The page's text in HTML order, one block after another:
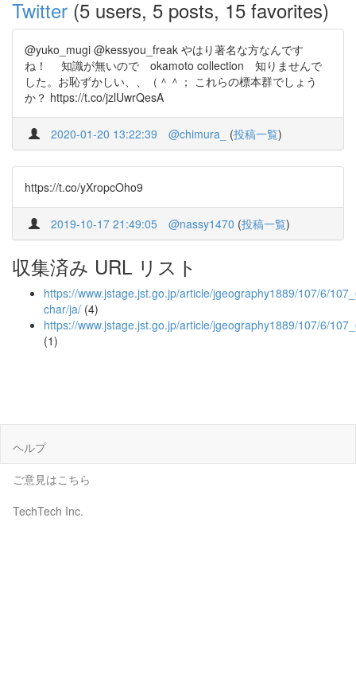
Twitter (5 users, 5 posts, 15 favorites)
@yuko_mugi @kessyou_freak やはり著名な方なんです
ね！ 知識が無いので okamoto collection 知りませんで
した。お恥ずかしい、、（＾＾； これらの標本群でしょう
か？ https://t.co/jzlUwrQesA
2020-01-20 13:22:39 @chimura_ (投稿一覧)
https://t.co/yXropcOho9
2019-10-17 21:49:05 @nassy1470 (投稿一覧)
収集済み URL リスト
https://www.jstage.jst.go.jp/article/jgeography1889/107/6/
char/ja/ (4)
https://www.jstage.jst.go.jp/article/jgeography1889/107/6/
(1)
ヘルプ
ご意見はこちら
TechTech Inc.